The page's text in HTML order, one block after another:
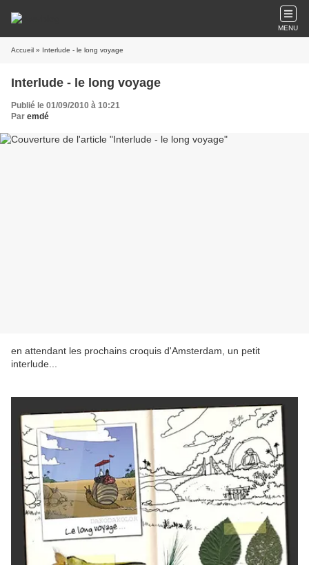
MENU
Accueil » Interlude - le long voyage
Interlude - le long voyage
Publié le 01/09/2010 à 10:21
Par emdé
en attendant les prochains croquis d'Amsterdam, un petit
interlude...